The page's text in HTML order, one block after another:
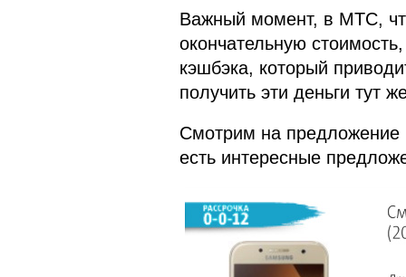
Важный момент, в МТС,
окончательную
кэшбэка, который
получить эти деньги тут
Смотрим на предложение
есть интересные